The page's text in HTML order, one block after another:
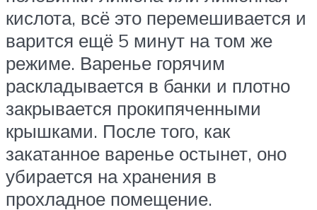
кислота, всё это перемешивается и
варится ещё 5 минут на том же
режиме. Варенье горячим
раскладывается в банки и плотно
закрывается прокипяченными
крышками. После того, как
закатанное варенье остынет, оно
убирается на хранения в
прохладное помещение.